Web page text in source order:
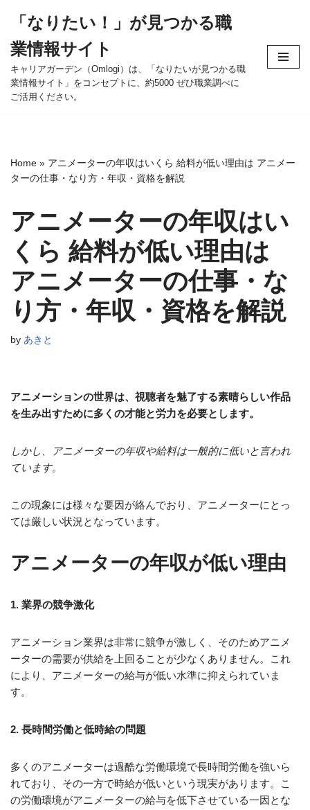
ン
テ
ン
ツ
ッ
プ
「なりたい！」が見つかる職
業情報サイト
キャリアガーデン（Omlogi）は、「なりたいが見つかる職
業情報サイト」をコンセプトに、約5000 ぜひ職業調べに
ご活用ください。
Home » アニメーターの年収はいくら 給料が低い理由は アニメー
ターの仕事・なり方・年収・資格を解説
アニメーターの年収はい
くら 給料が低い理由は
アニメーターの仕事・な
り方・年収・資格を解説
by あきと
アニメーションの世界は、視聴者を魅了する素晴らしい作品
を生み出すために多くの才能と労力を必要とします。
しかし、アニメーターの年収や給料は一般的に低いと言われ
ています。
この現象には様々な要因が絡んでおり、アニメーターにとっ
ては厳しい状況となっています。
アニメーターの年収が低い理由
1. 業界の競争激化
アニメーション業界は非常に競争が激しく、そのためアニメ
ーターの需要が供給を上回ることが少なくありません。これ
により、アニメーターの給与が低い水準に抑えられていま
す。
2. 長時間労働と低時給の問題
多くのアニメーターは過酷な労働環境で長時間労働を強いら
れており、その一方で時給が低いという現実があります。こ
の労働環境がアニメーターの給与を低下させている一因とな